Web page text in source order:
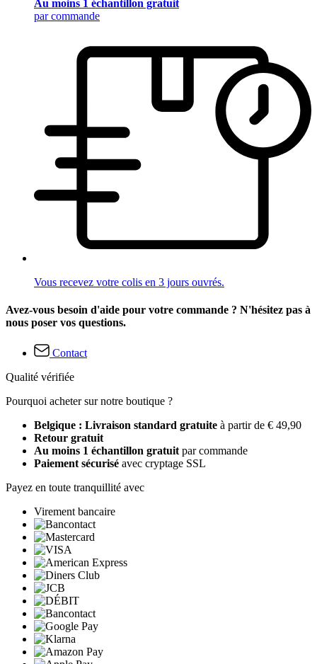
Au moins 1 échantillon gratuit
par commande
Vous recevez votre colis en 3 jours ouvrés.
Avez-vous besoin d'aide pour votre commande ? N'hésitez pas à
nous poser vos questions.
Contact
Qualité vérifiée
Pourquoi acheter sur notre boutique ?
Belgique : Livraison standard gratuite à partir de € 49,90
Retour gratuit
Au moins 1 échantillon gratuit par commande
Paiement sécurisé avec cryptage SSL
Payez en toute tranquillité avec
Virement bancaire